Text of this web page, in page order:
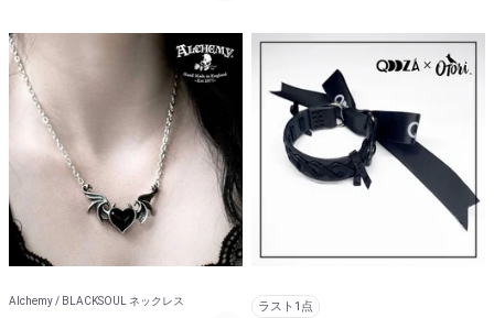
Alchemy / BLACKSOUL ネックレス ラスト1点